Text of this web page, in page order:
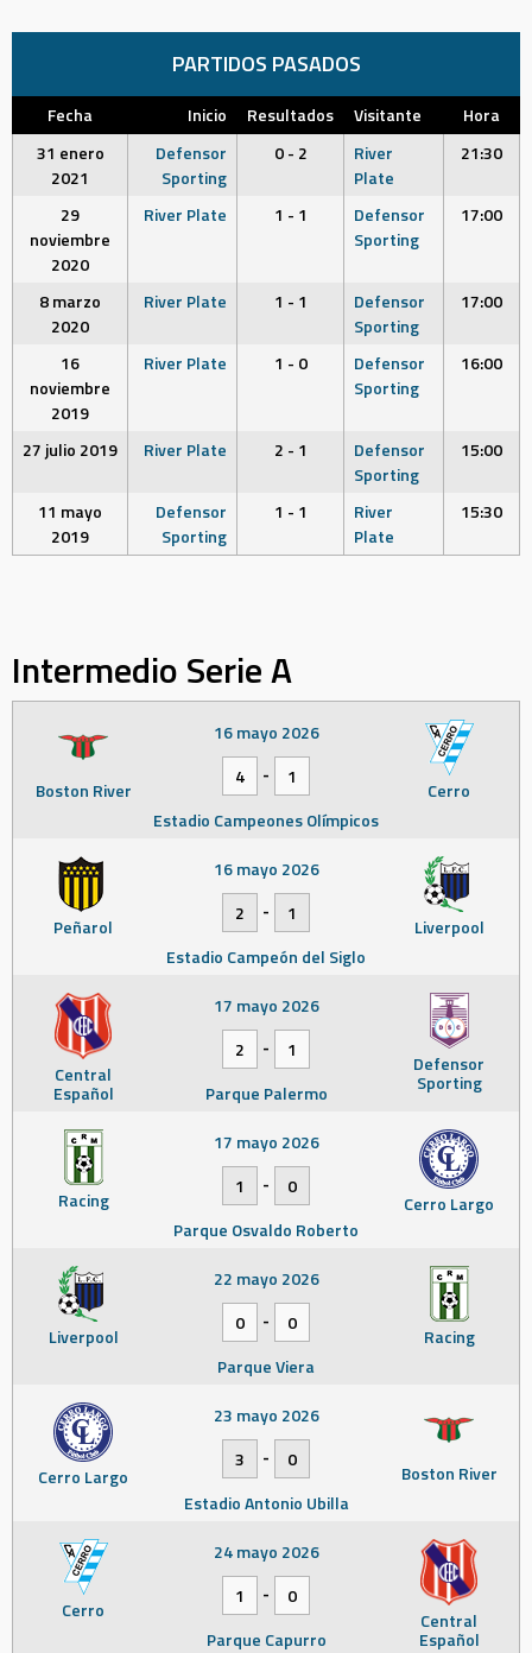
PARTIDOS PASADOS
Fecha Inicio Resultados Visitante
Hora
31 enero
2021
Defensor
Sporting
0 - 2
River
Plate
21:30
29
noviembre
2020
River Plate 1 - 1
Defensor
Sporting
17:00
8 marzo
2020
River Plate 1 - 1
Defensor
Sporting
17:00
16
noviembre
2019
River Plate 1 - 0
Defensor
Sporting
16:00
27 julio 2019 River Plate 2 - 1
Defensor
Sporting
15:00
11 mayo
2019
Defensor
Sporting
1 - 1
River
Plate
15:30
Intermedio Serie A
Boston River Cerro
16 mayo 2026
4
-
1
Estadio Campeones Olímpicos
Peñarol Liverpool
16 mayo 2026
2
-
1
Estadio Campeón del Siglo
Central
Español
Defensor
Sporting
17 mayo 2026
2
-
1
Parque Palermo
Racing Cerro Largo
17 mayo 2026
1
-
0
Parque Osvaldo Roberto
Liverpool Racing
22 mayo 2026
0
-
0
Parque Viera
Cerro Largo Boston River
23 mayo 2026
3
-
0
Estadio Antonio Ubilla
Cerro Central
Español
24 mayo 2026
1
-
0
Parque Capurro